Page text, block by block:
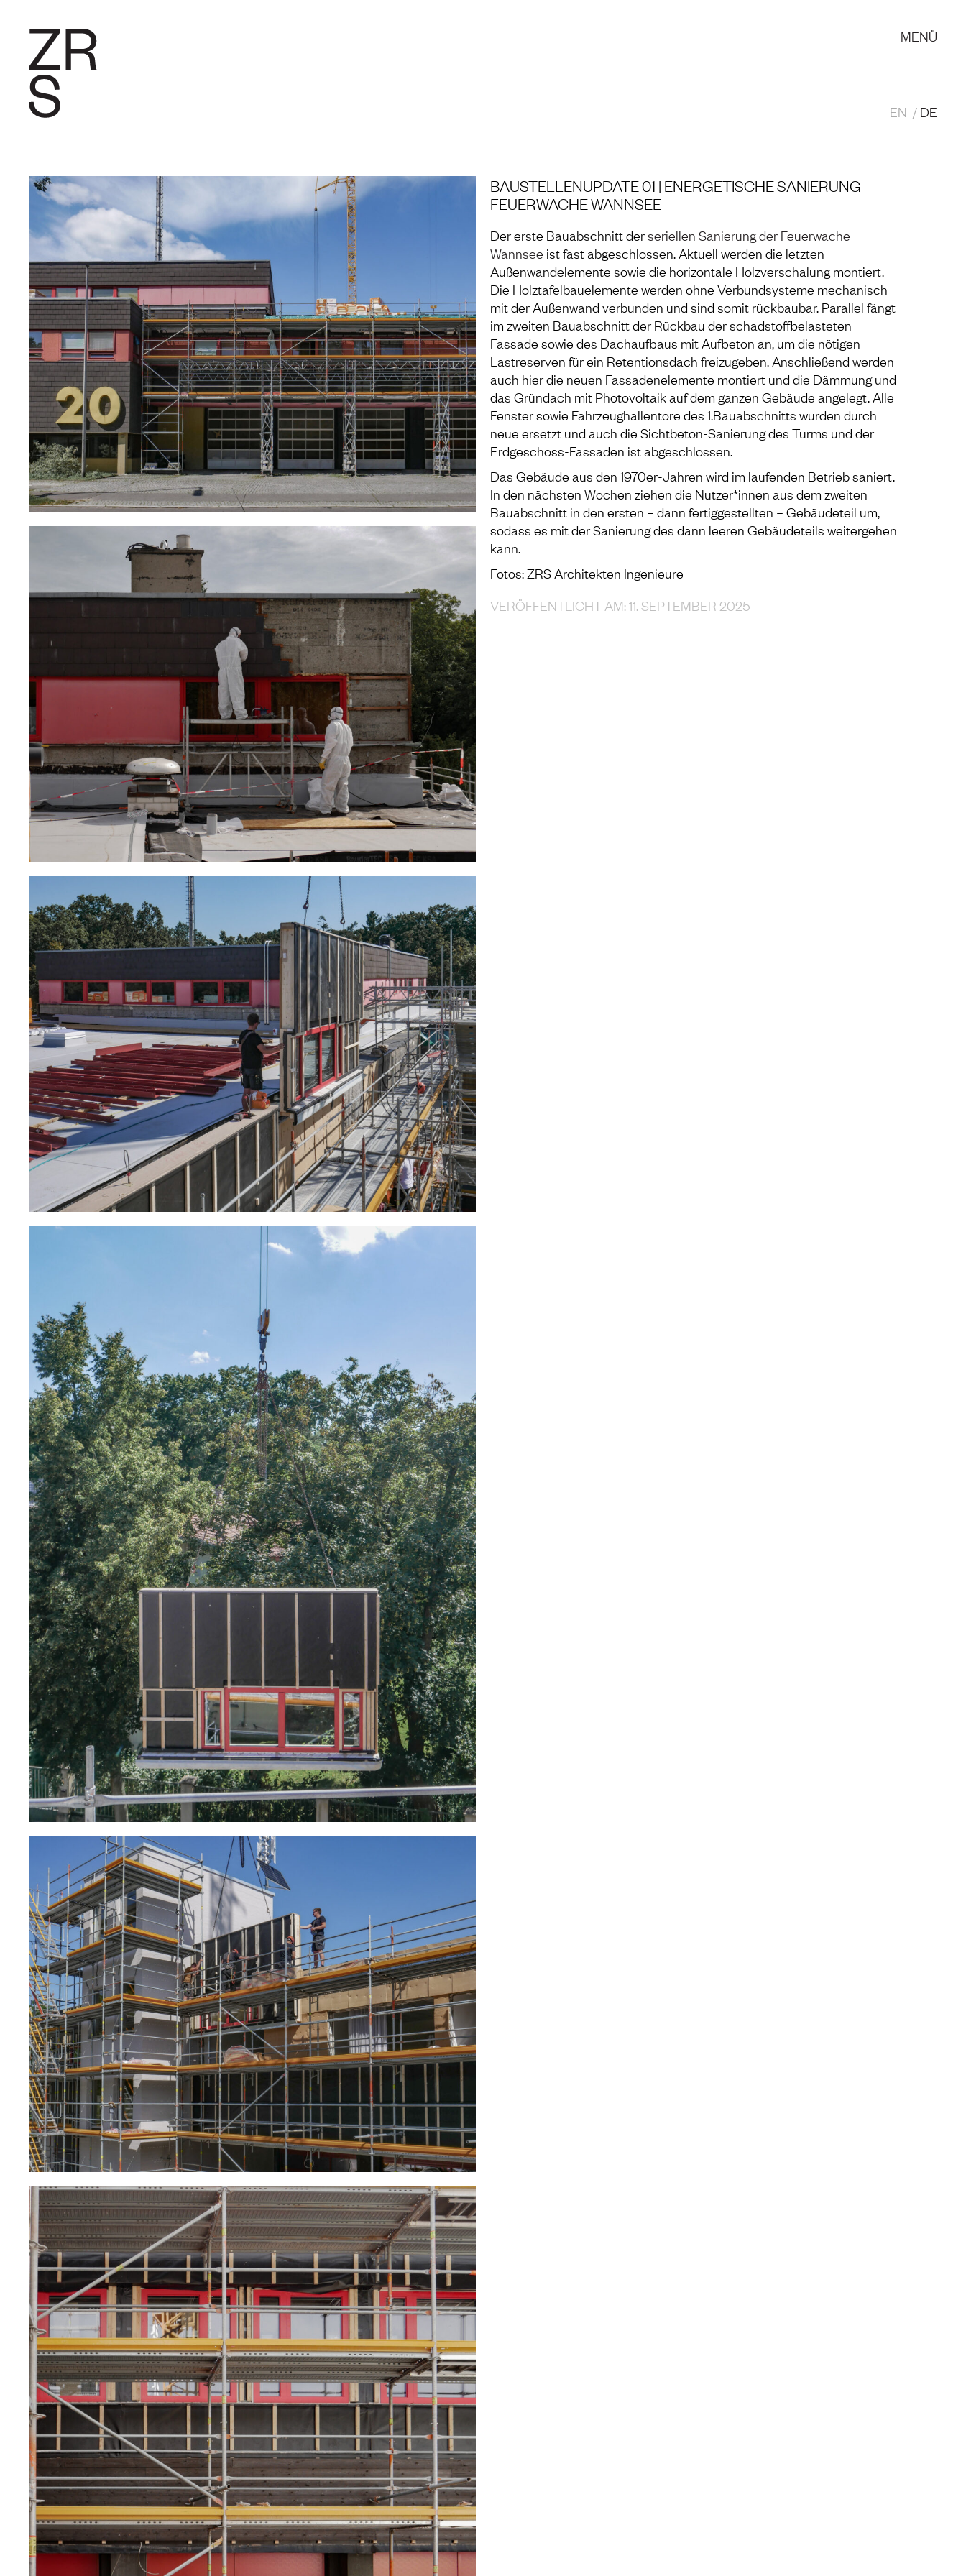
MENÜ
EN DE
BAUSTELLENUPDATE 01 | ENERGETISCHE SANIERUNG
FEUERWACHE WANNSEE
Der erste Bauabschnitt derseriellen Sanierung der Feuerwache
Wannsee ist fast abgeschlossen. Aktuell werden die letzten
Außenwandelemente sowie die horizontale Holzverschalung montiert.
Die Holztafelbauelemente werden ohne Verbundsysteme mechanisch
mit der Außenwand verbunden und sind somit rückbaubar. Parallel fängt
im zweiten Bauabschnitt der Rückbau der schadstoffbelasteten
Fassade sowie des Dachaufbaus mit Aufbeton an, um die nötigen
Lastreserven für ein Retentionsdach freizugeben. Anschließend werden
auch hier die neuen Fassadenelemente montiert und die Dämmung und
das Gründach mit Photovoltaik auf dem ganzen Gebäude angelegt. Alle
Fenster sowie Fahrzeughallentore des 1.Bauabschnitts wurden durch
neue ersetzt und auch die Sichtbeton-Sanierung des Turms und der
Erdgeschoss-Fassaden ist abgeschlossen.
Das Gebäude aus den 1970er-Jahren wird im laufenden Betrieb saniert.
In den nächsten Wochen ziehen die Nutzer*innen aus dem zweiten
Bauabschnitt in den ersten – dann fertiggestellten – Gebäudeteil um,
sodass es mit der Sanierung des dann leeren Gebäudeteils weitergehen
kann.
Fotos: ZRS Architekten Ingenieure
VERÖFFENTLICHT AM: 11. SEPTEMBER 2025